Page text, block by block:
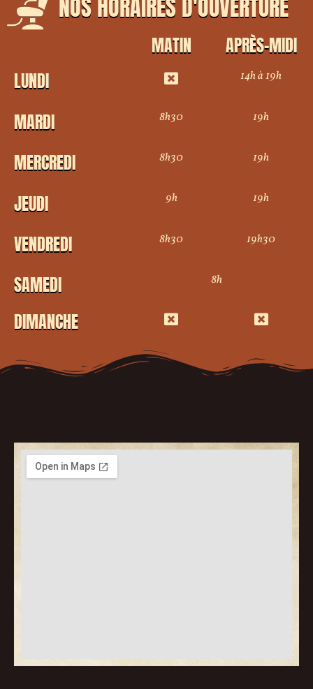
NOS HORAIRES D'OUVERTURE
MATIN
APRÈS-MIDI
LUNDI
14h à 19h
MARDI 8h30 19h
MERCREDI 8h30 19h
JEUDI 9h 19h
VENDREDI 8h30 19h30
SAMEDI 8h
DIMANCHE